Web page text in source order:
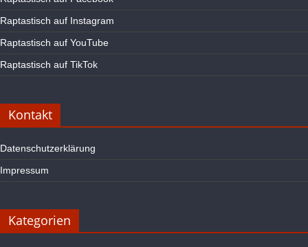
Raptastisch auf Instagram
Raptastisch auf YouTube
Raptastisch auf TikTok
Kontakt
Datenschutzerklärung
Impressum
Kategorien